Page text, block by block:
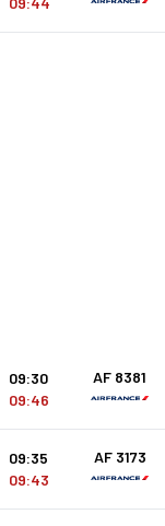
09:30
09:46
AF 8381
09:35
09:43
AF 3173